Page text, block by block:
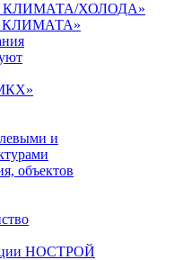
КЛИМАТА/ХОЛОДА»
и
объектов
НОСТРОЙ